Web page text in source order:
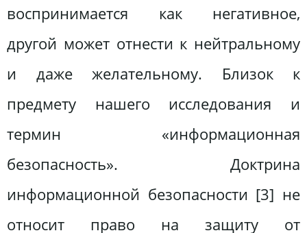
воспринимается как негативное,
другой может отнести к нейтральному
и даже желательному. Близок к
предмету нашего исследования и
термин «информационная
безопасность». Доктрина
информационной безопасности [3] не
относит право на защиту от